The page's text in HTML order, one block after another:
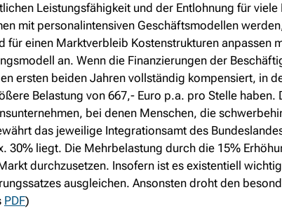
Leistungsfähigkeit und der Entlohnung für
mit personalintensiven Geschäftsmodellen
einen Marktverbleib Kostenstrukturen anpassen
an. Wenn die Finanzierungen der
ersten beiden Jahren vollständig kompensiert, in
Belastung von 667,- Euro p.a. pro Stelle
bei denen Menschen, die
das jeweilige Integrationsamt des
30% liegt. Die Mehrbelastung durch die 15%
durchzusetzen. Insofern ist es existentiell
ausgleichen. Ansonsten droht den
PDF)